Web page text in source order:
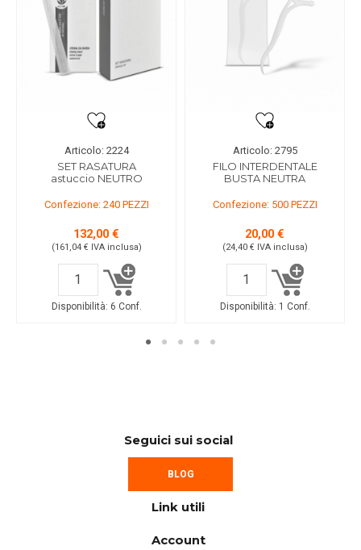
Articolo: 2224
SET RASATURA
astuccio NEUTRO
Confezione: 240 PEZZI
132,00 €
(161,04 € IVA inclusa)
Disponibilità: 6 Conf.
Articolo: 2795
FILO INTERDENTALE
BUSTA NEUTRA
Confezione: 500 PEZZI
20,00 €
(24,40 € IVA inclusa)
Disponibilità: 1 Conf.
Seguici sui social
BLOG
Link utili
Account